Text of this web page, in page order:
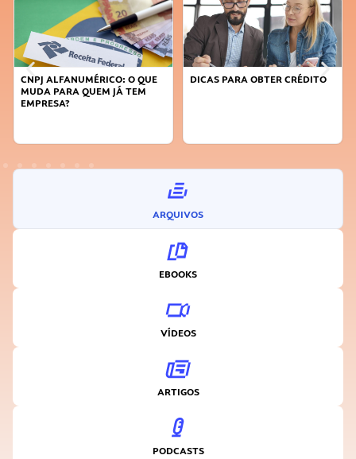
CNPJ ALFANUMÉRICO: O QUE
MUDA PARA QUEM JÁ TEM
EMPRESA?
DICAS PARA OBTER CRÉDITO
ARQUIVOS
EBOOKS
VÍDEOS
ARTIGOS
PODCASTS